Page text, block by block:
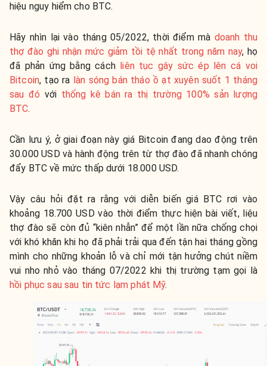
hiệu nguy hiểm cho BTC.
Hãy nhìn lại vào tháng 05/2022, thời điểm mà doanh thu
thợ đào ghi nhận mức giảm tồi tệ nhất trong năm nay, họ
đã phản ứng bằng cách liên tục gây sức ép lên cá voi
Bitcoin, tạo ra làn sóng bán tháo ồ ạt xuyên suốt 1 tháng
sau đó với thống kê bán ra thị trường 100% sản lượng
BTC.
Cần lưu ý, ở giai đoạn này giá Bitcoin đang dao động trên
30.000 USD và hành động trên từ thợ đào đã nhanh chóng
đẩy BTC về mức thấp dưới 18.000 USD.
Vậy câu hỏi đặt ra rằng với diễn biến giá BTC rơi vào
khoảng 18.700 USD vào thời điểm thực hiện bài viết, liệu
thợ đào sẽ còn đủ “kiên nhẫn” để một lần nữa chống chọi
với khó khăn khi họ đã phải trải qua đến tận hai tháng gồng
mình cho những khoản lỗ và chỉ mới tận hưởng chút niềm
vui nho nhỏ vào tháng 07/2022 khi thị trường tạm gọi là
hồi phục sau sau tin tức lạm phát Mỹ.